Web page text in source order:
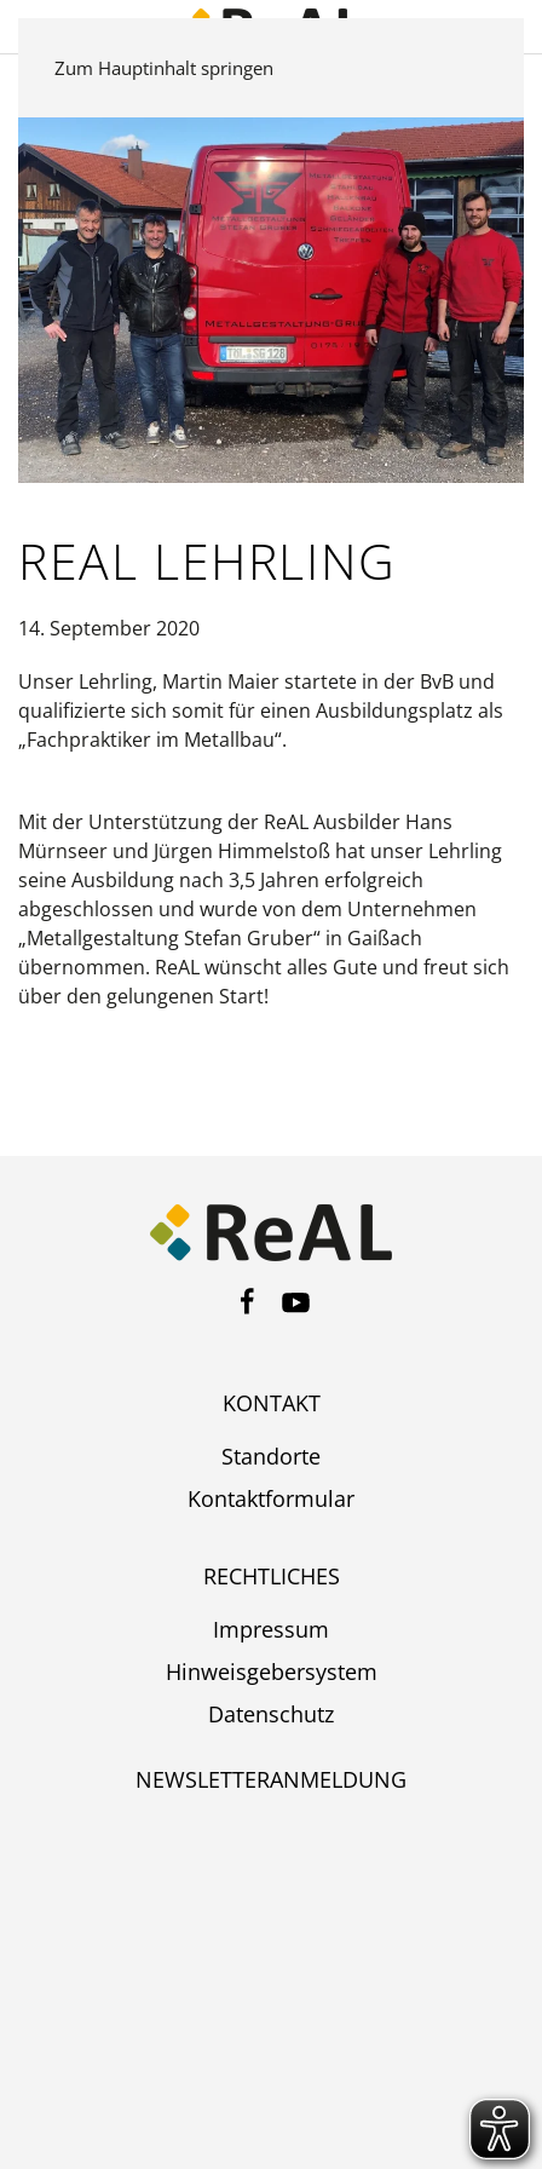
Zum Hauptinhalt springen
REAL LEHRLING
14. September 2020
Unser Lehrling, Martin Maier startete in der BvB und
qualifizierte sich somit für einen Ausbildungsplatz als
„Fachpraktiker im Metallbau“.
Mit der Unterstützung der ReAL Ausbilder Hans
Mürnseer und Jürgen Himmelstoß hat unser Lehrling
seine Ausbildung nach 3,5 Jahren erfolgreich
abgeschlossen und wurde von dem Unternehmen
„Metallgestaltung Stefan Gruber“ in Gaißach
übernommen. ReAL wünscht alles Gute und freut sich
über den gelungenen Start!
KONTAKT
Standorte
Kontaktformular
RECHTLICHES
Impressum
Hinweisgebersystem
Datenschutz
NEWSLETTERANMELDUNG